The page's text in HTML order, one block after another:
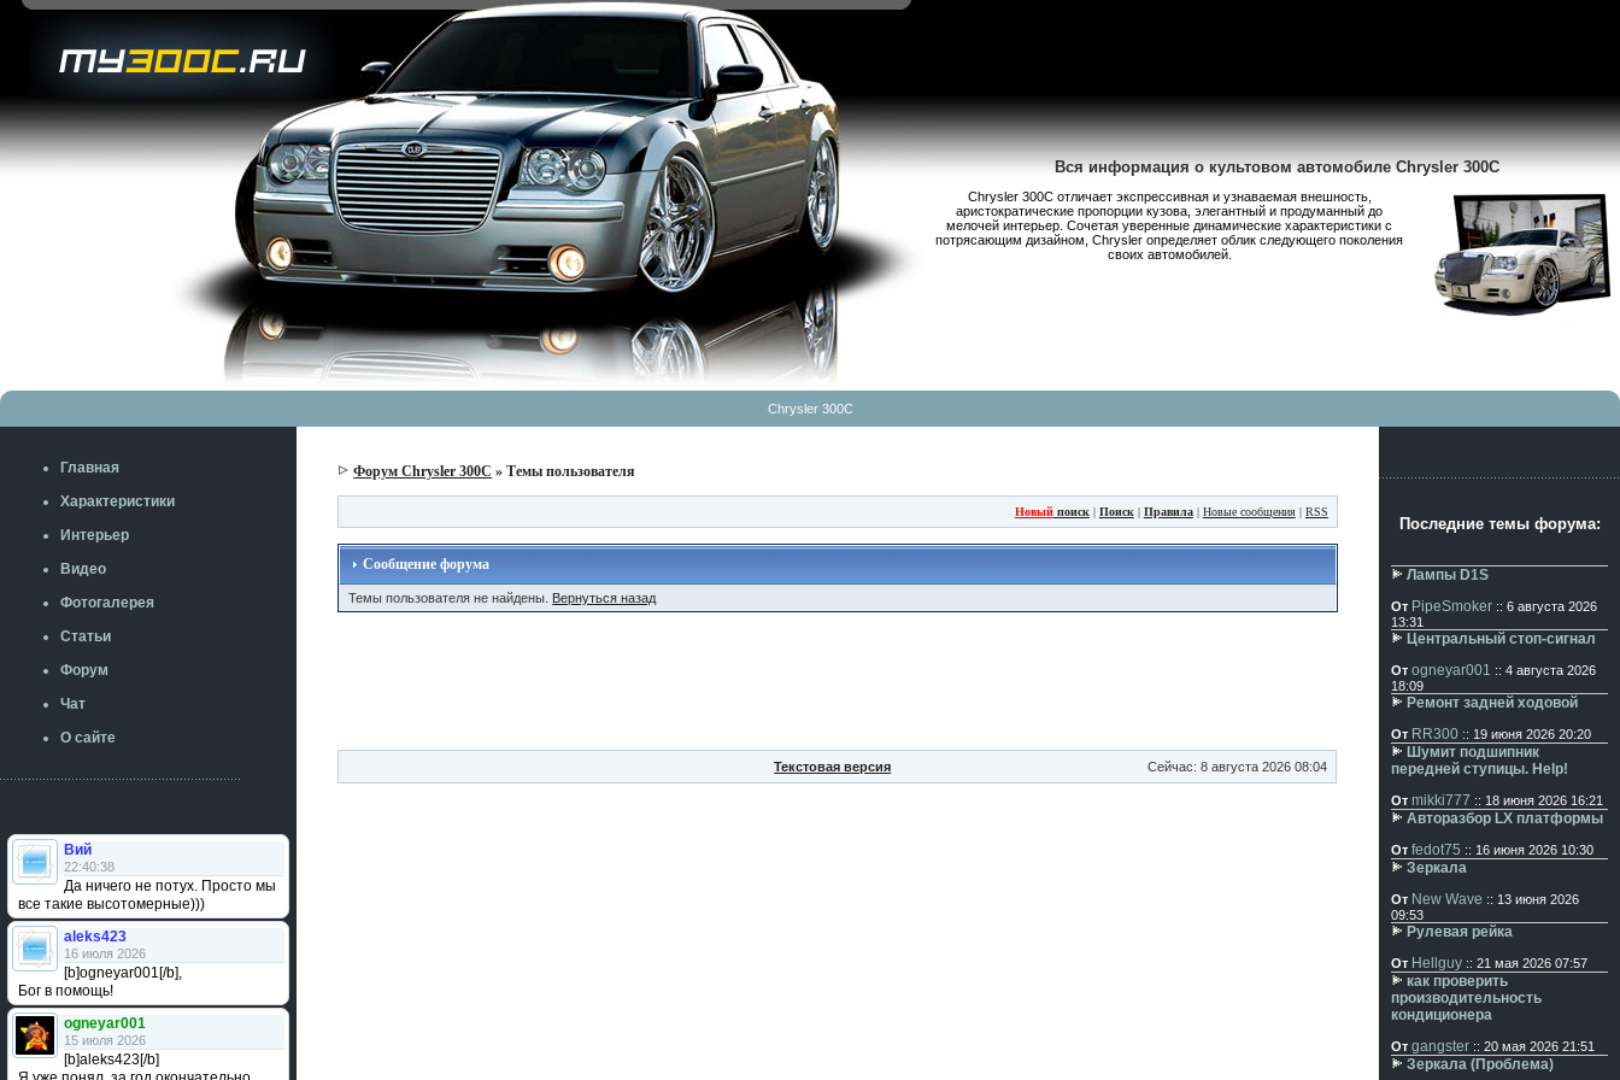
Вся информация о культовом автомобиле Chrysler 300C
Chrysler 300С отличает экспрессивная и узнаваемая внешность,
аристократические пропорции кузова, элегантный и продуманный до
мелочей интерьер. Сочетая уверенные динамические характеристики с
потрясающим дизайном, Chrysler определяет облик следующего поколения
своих автомобилей.
Chrysler 300C
Главная
Характеристики
Интерьер
Видео
Фотогалерея
Статьи
Форум
Чат
О сайте
Вий
22:40:38
Да ничего не потух. Просто мы
все такие высотомерные)))
aleks423
16 июля 2026
[b]ogneyar001[/b],
Бог в помощь!
ogneyar001
15 июля 2026
[b]aleks423[/b]
Форум Chrysler 300C » Темы пользователя
Новыйпоиск| Поиск| Правила| Новые сообщения| RSS
Сообщение форума
Темы пользователя не найдены. Вернуться назад
Текстовая версия Сейчас: 8 августа 2026 08:04
Последние темы форума:
Лампы D1S
От PipeSmoker :: 6 августа 2026
13:31
Центральный стоп-сигнал
От ogneyar001 :: 4 августа 2026
18:09
Ремонт задней ходовой
От RR300 :: 19 июня 2026 20:20
Шумит подшипник
передней ступицы. Help!
От mikki777 :: 18 июня 2026 16:21
Авторазбор LX платформы
От fedot75 :: 16 июня 2026 10:30
Зеркала
От New Wave :: 13 июня 2026
09:53
Рулевая рейка
От Hellguy :: 21 мая 2026 07:57
как проверить
производительность
кондиционера
От gangster :: 20 мая 2026 21:51
Зеркала (Проблема)